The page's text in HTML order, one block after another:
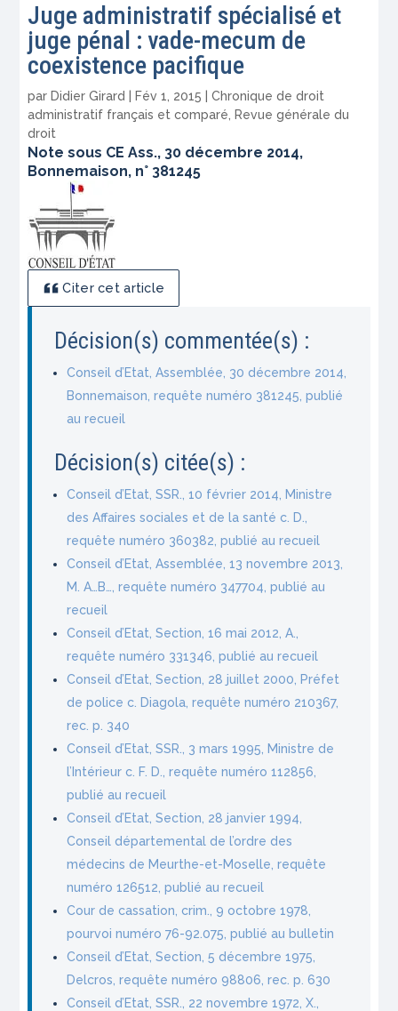
Juge administratif spécialisé et
juge pénal : vade-mecum de
coexistence pacifique
par Didier Girard Fév 1, 2015 |Chronique de droit
administratif français et comparé
Revue générale du
droit
Note sous CE Ass., 30 décembre 2014,
Bonnemaison, n° 381245
Citer cet article
Décision(s) commentée(s) :
Conseil d’Etat, Assemblée, 30 décembre 2014,
Bonnemaison, requête numéro 381245, publié
au recueil
Décision(s) citée(s) :
Conseil d’Etat, SSR., 10 février 2014, Ministre
des Affaires sociales et de la santé c. D.,
requête numéro 360382, publié au recueil
Conseil d’Etat, Assemblée, 13 novembre 2013,
M. A…B…, requête numéro 347704, publié au
recueil
Conseil d’Etat, Section, 16 mai 2012, A.,
requête numéro 331346, publié au recueil
Conseil d’Etat, Section, 28 juillet 2000, Préfet
de police c. Diagola, requête numéro 210367,
rec. p. 340
Conseil d’Etat, SSR., 3 mars 1995, Ministre de
l’Intérieur c. F. D., requête numéro 112856,
publié au recueil
Conseil d’Etat, Section, 28 janvier 1994,
Conseil départemental de l’ordre des
médecins de Meurthe-et-Moselle, requête
numéro 126512, publié au recueil
Cour de cassation, crim., 9 octobre 1978,
pourvoi numéro 76-92.075, publié au bulletin
Conseil d’Etat, Section, 5 décembre 1975,
Delcros, requête numéro 98806, rec. p. 630
Conseil d’Etat, SSR., 22 novembre 1972, X.,